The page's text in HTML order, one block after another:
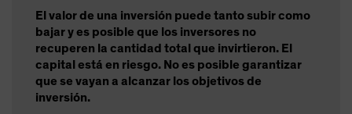
El valor de una inversión puede tanto subir como
bajar y es posible que los inversores no
recuperen la cantidad total que invirtieron. El
capital está en riesgo. No es posible garantizar
que se vayan a alcanzar los objetivos de
inversión.